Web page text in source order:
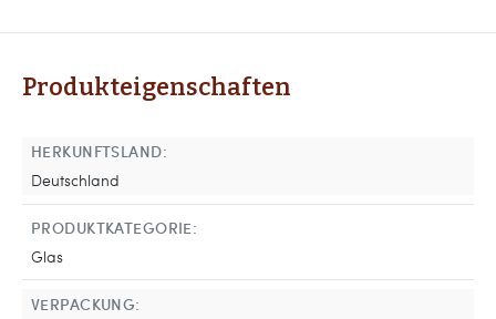
Produkteigenschaften
HERKUNFTSLAND:
Deutschland
PRODUKTKATEGORIE:
Glas
VERPACKUNG: